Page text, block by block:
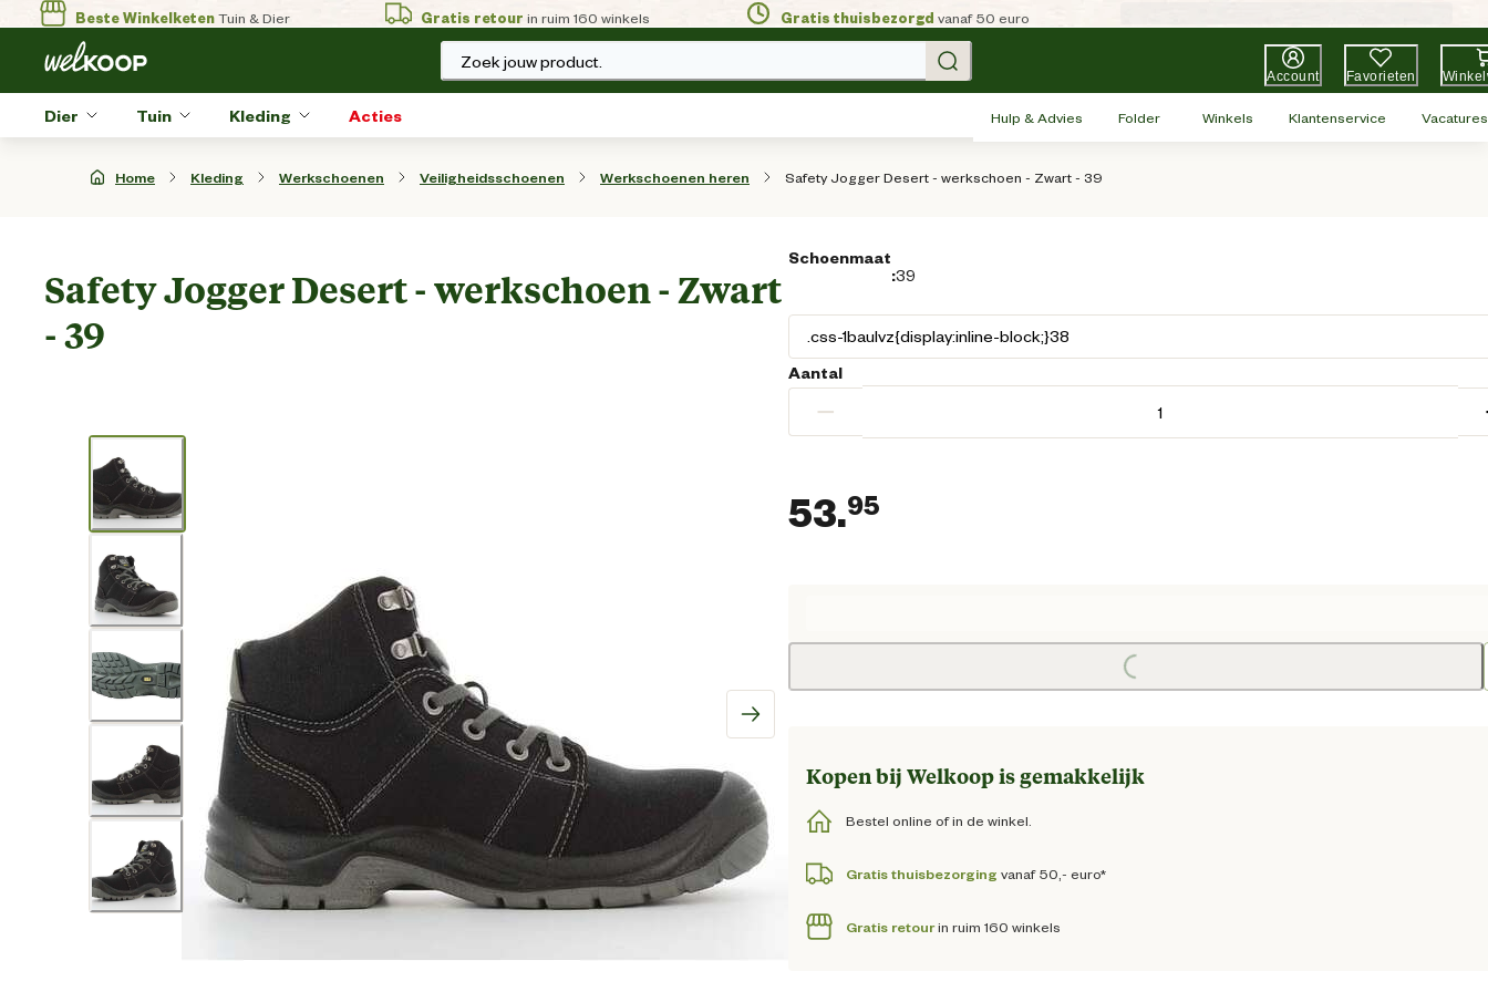
Beste WinkelketenTuin & Dier Gratis retour in ruim 160 winkels Gratis thuisbezorgd vanaf 50 euro
Zoek jouw product.
Account Favorieten
Dier Tuin Kleding Acties Hulp & Advies Folder Winkels Klantenservice Vacatures
Home Kleding Werkschoenen Veiligheidsschoenen Werkschoenen heren Safety Jogger Desert - werkschoen - Zwart - 39
Safety Jogger Desert - werkschoen - Zwart
- 39
Schoenmaat
:39
Aantal
−
53.95
Loading...
Kopen bij Welkoop is gemakkelijk
Bestel online of in de winkel.
Gratis thuisbezorging vanaf 50,- euro*
Gratis retourin ruim 160 winkels